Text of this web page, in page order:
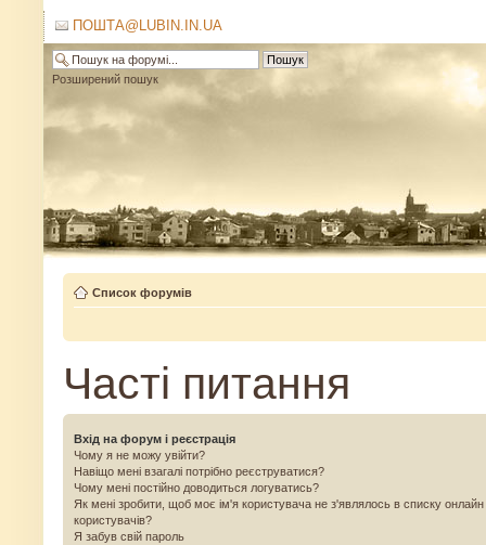
ПОШТА@LUBIN.IN.UA
Розширений пошук
Список форумів
Часті питання
Вхід на форум і реєстрація
Чому я не можу увійти?
Навіщо мені взагалі потрібно реєструватися?
Чому мені постійно доводиться логуватись?
Як мені зробити, щоб моє ім'я користувача не з'являлось в списку онлайн
користувачів?
Я забув свій пароль